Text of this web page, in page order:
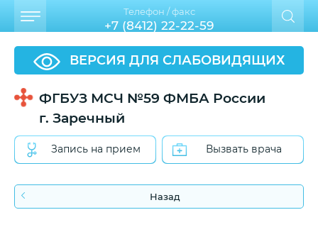
ВЕРСИЯ ДЛЯ СЛАБОВИДЯЩИХ
ФГБУЗ МСЧ №59 ФМБА России
г. Заречный
Запись на прием Вызвать врача
Телефон / факс
+7 (8412) 22-22-59
Назад